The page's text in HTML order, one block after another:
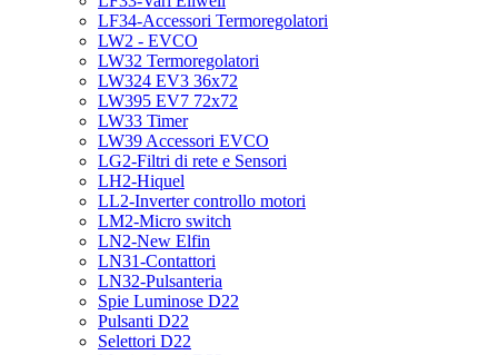
LF34-Accessori Termoregolatori
LW2 - EVCO
LW32 Termoregolatori
LW324 EV3 36x72
LW395 EV7 72x72
LW33 Timer
LW39 Accessori EVCO
LG2-Filtri di rete e Sensori
LH2-Hiquel
LL2-Inverter controllo motori
LM2-Micro switch
LN2-New Elfin
LN31-Contattori
LN32-Pulsanteria
Spie Luminose D22
Pulsanti D22
Selettori D22